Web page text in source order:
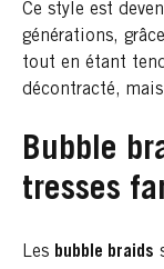
Ce style est
générations,
tout en étant
décontracté,
Bubble
tresses
Les bubble braids